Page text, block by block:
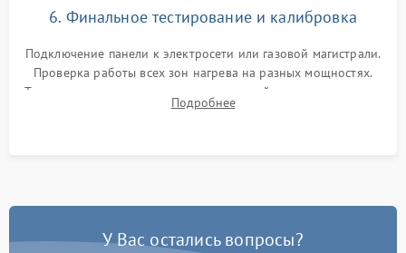
6. Финальное тестирование и калибровка
Подключение панели к электросети или газовой магистрали.
Проверка работы всех зон нагрева на разных мощностях.
Тестирование сенсорного управления, таймера, индикаторов
остаточного тепла и систем защиты от перегрева.
Подробнее
У Вас остались вопросы?